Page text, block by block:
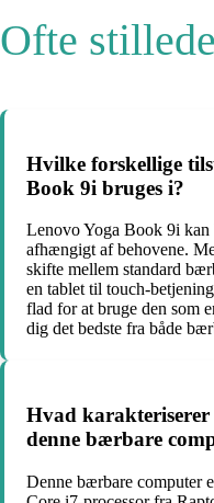
Ofte
Hvilke forskellige
Book 9i bruges i?
Lenovo Yoga Book 9i
afhængigt af behovene.
skifte mellem standard
en tablet til touch-
flad for at bruge den som
dig det bedste fra både
Hvad karakteriserer
denne bærbare
Denne bærbare computer